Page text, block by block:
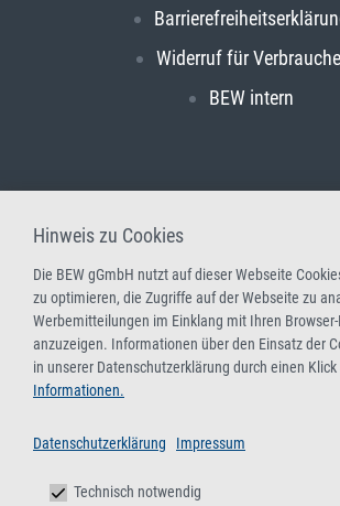
Widerruf für
BEW intern
Hinweis zu Cookies
Die BEW gGmbH nutzt auf dieser Webseite
zu optimieren, die Zugriffe auf der Webseite zu
Werbemitteilungen im Einklang mit Ihren
anzuzeigen. Informationen über den Einsatz der
in unserer Datenschutzerklärung durch einen
Informationen.
Datenschutzerklärung Impressum
Technisch notwendig